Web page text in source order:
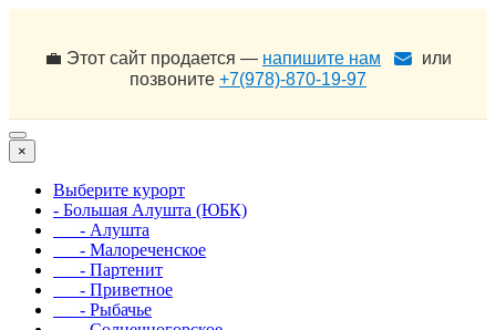
💼 Этот сайт продается — напишите нам
или
позвоните +7(978)-870-19-97
×
Выберите курорт
- Большая Алушта (ЮБК)
- Алушта
- Малореченское
- Партенит
- Приветное
- Рыбачье